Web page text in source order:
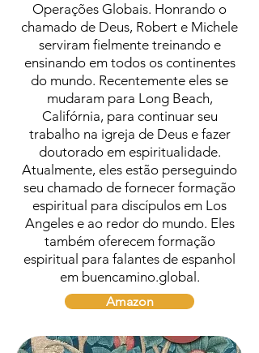
Operações Globais. Honrando o
chamado de Deus, Robert e Michele
serviram fielmente treinando e
ensinando em todos os continentes
do mundo. Recentemente eles se
mudaram para Long Beach,
Califórnia, para continuar seu
trabalho na igreja de Deus e fazer
doutorado em espiritualidade.
Atualmente, eles estão perseguindo
seu chamado de fornecer formação
espiritual para discípulos em Los
Angeles e ao redor do mundo. Eles
também oferecem formação
espiritual para falantes de espanhol
em buencamino.global.
Amazon